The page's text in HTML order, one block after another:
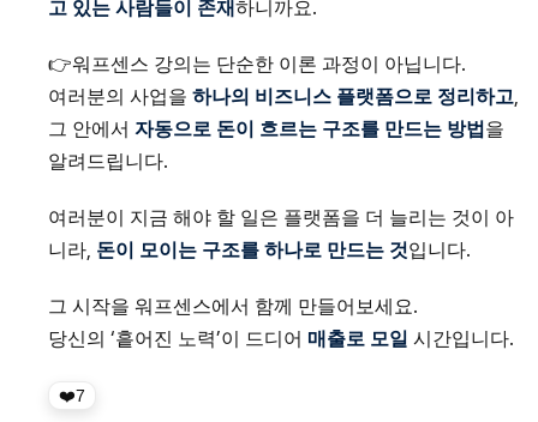
고 있는 사람들이 존재하니까요.
👉워프센스 강의는 단순한 이론 과정이 아닙니다.
여러분의 사업을 하나의 비즈니스 플랫폼으로 정리하고,
그 안에서 자동으로 돈이 흐르는 구조를 만드는 방법을
알려드립니다.
여러분이 지금 해야 할 일은 플랫폼을 더 늘리는 것이 아
니라, 돈이 모이는 구조를 하나로 만드는 것입니다.
그 시작을 워프센스에서 함께 만들어보세요.
당신의 ‘흩어진 노력’이 드디어 매출로 모일 시간입니다.
7